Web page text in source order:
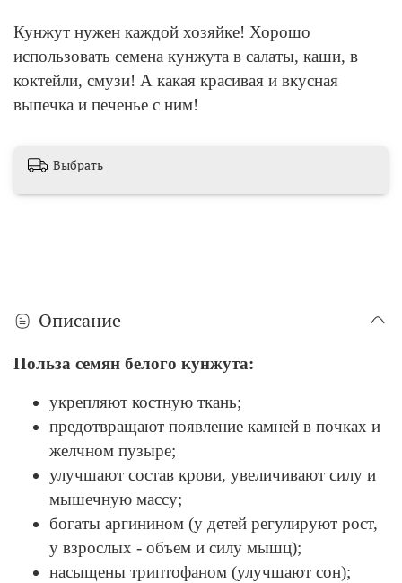
Кунжут нужен каждой хозяйке! Хорошо
использовать семена кунжута в салаты, каши, в
коктейли, смузи! А какая красивая и вкусная
выпечка и печенье с ним!
Выбрать
Описание
Польза семян белого кунжута:
укрепляют костную ткань;
предотвращают появление камней в почках и
желчном пузыре;
улучшают состав крови, увеличивают силу и
мышечную массу;
богаты аргинином (у детей регулируют рост,
у взрослых - объем и силу мышц);
насыщены триптофаном (улучшают сон);